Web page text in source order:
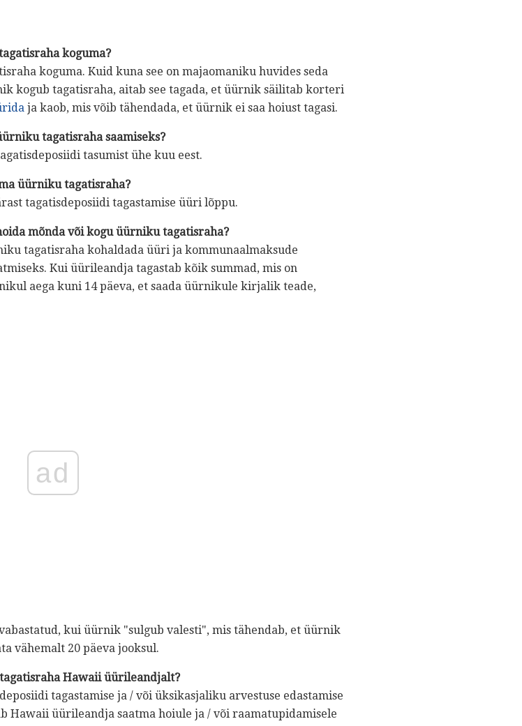
koguma?
koguma. Kuid kuna see on majaomaniku huvides seda
kogub tagatisraha, aitab see tagada, et üürnik säilitab korteri
ja kaob, mis võib tähendada, et üürnik ei saa hoiust tagasi.
tagatisraha saamiseks?
tasumist ühe kuu eest.
üürniku tagatisraha?
tagatisdeposiidi tagastamise üüri lõppu.
mõnda või kogu üürniku tagatisraha?
tagatisraha kohaldada üüri ja kommunaalmaksude
Kui üürileandja tagastab kõik summad, mis on
aega kuni 14 päeva, et saada üürnikule kirjalik teade,
ad
kui üürnik "sulgub valesti", mis tähendab, et üürnik
vähemalt 20 päeva jooksul.
Hawaii üürileandjalt?
tagastamise ja / või üksikasjaliku arvestuse edastamise
Hawaii üürileandja saatma hoiule ja / või raamatupidamisele